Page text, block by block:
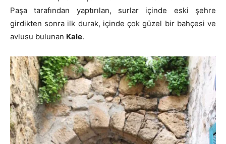
Paşa tarafından yaptırılan, surlar içinde eski şehre
girdikten sonra ilk durak, içinde çok güzel bir bahçesi ve
avlusu bulunan Kale.